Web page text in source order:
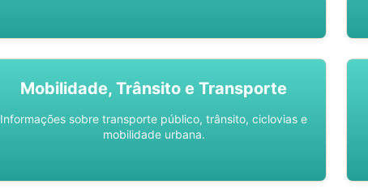
Mobilidade, Trânsito e Transporte
Informações sobre transporte público, trânsito, ciclovias e
mobilidade urbana.